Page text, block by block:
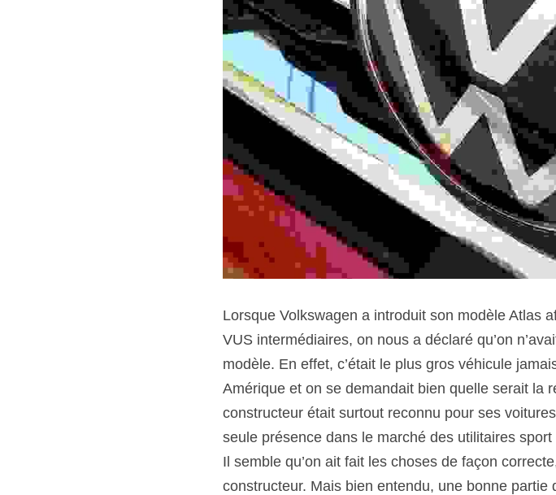
Lorsque Volkswagen a introduit son modèle Atlas
VUS intermédiaires, on nous a déclaré qu’on
modèle. En effet, c’était le plus gros véhicule
Amérique et on se demandait bien quelle serait la
constructeur était surtout reconnu pour ses
seule présence dans le marché des utilitaires
Il semble qu’on ait fait les choses de façon
constructeur. Mais bien entendu, une bonne